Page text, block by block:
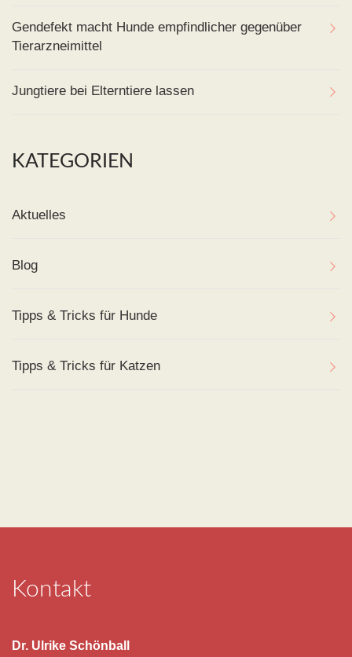
Gendefekt macht Hunde empfindlicher gegenüber
Tierarzneimittel
Jungtiere bei Elterntiere lassen
KATEGORIEN
Aktuelles
Blog
Tipps & Tricks für Hunde
Tipps & Tricks für Katzen
Kontakt
Dr. Ulrike Schönball